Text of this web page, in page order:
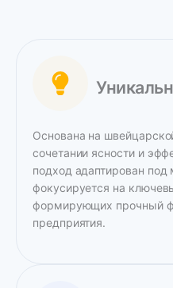
Основана на
сочетании ясности и
подход адаптирован
фокусируется на
формирующих прочный
предприятия.